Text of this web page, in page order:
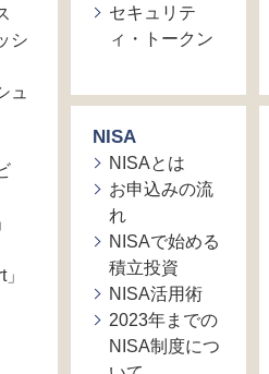
シ
ュ
セキュリテ
ィ・トークン
NISA
NISAとは
お申込みの流
れ
NISAで始める
積立投資
NISA活用術
2023年までの
NISA制度につ